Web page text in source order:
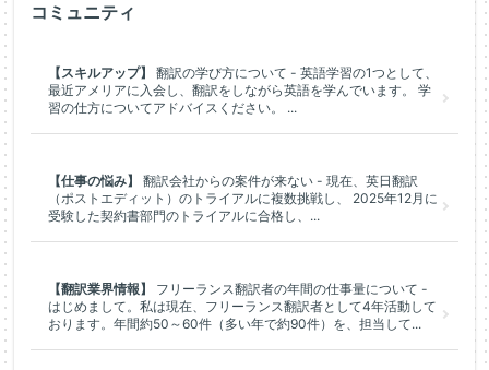
コミュニティ
【スキルアップ】
翻訳の学び方について - 英語学習の1つとして、
最近アメリアに入会し、翻訳をしながら英語を学んでいます。 学
習の仕方についてアドバイスください。 ...
【仕事の悩み】
翻訳会社からの案件が来ない - 現在、英日翻訳
（ポストエディット）のトライアルに複数挑戦し、 2025年12月に
受験した契約書部門のトライアルに合格し、...
【翻訳業界情報】
フリーランス翻訳者の年間の仕事量について -
はじめまして。私は現在、フリーランス翻訳者として4年活動して
おります。年間約50～60件（多い年で約90件）を、担当して...